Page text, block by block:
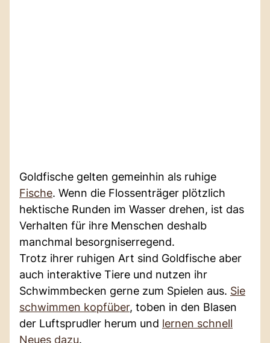
Goldfische gelten gemeinhin als ruhige
Fische. Wenn die Flossenträger plötzlich
hektische Runden im Wasser drehen, ist das
Verhalten für ihre Menschen deshalb
manchmal besorgniserregend.
Trotz ihrer ruhigen Art sind Goldfische aber
auch interaktive Tiere und nutzen ihr
Schwimmbecken gerne zum Spielen aus. Sie
schwimmen kopfüber, toben in den Blasen
der Luftsprudler herum und lernen schnell
Neues dazu.